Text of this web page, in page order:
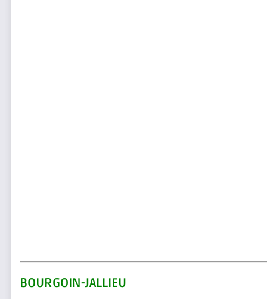
BOURGOIN-JALLIEU